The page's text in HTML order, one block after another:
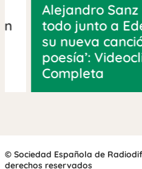
Alejandro
todo junto a
su nueva
poesía’:
Completa
© Sociedad Española de
derechos reservados